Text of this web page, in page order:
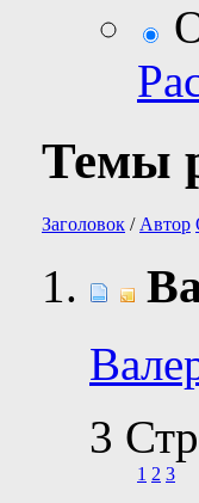
Темы
Заголовок / Автор
3
1 2 3